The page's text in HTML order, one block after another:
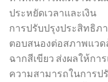
ประหยัดเวลาและเงิน
การปรับปรุงประสิทธิภ
ตอบสนองต่อสภาพแว
ฉากสีเขียว ส่งผลให้กา
ความสามารถในการป